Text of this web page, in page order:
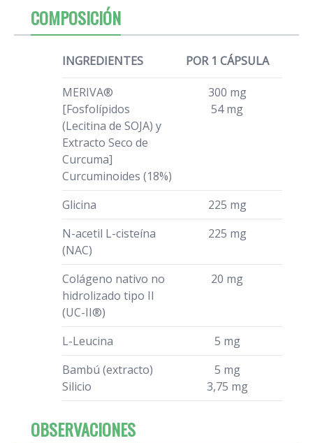
COMPOSICIÓN
INGREDIENTES POR 1 CÁPSULA
MERIVA®
[Fosfolípidos
(Lecitina de SOJA) y
Extracto Seco de
Curcuma]
Curcuminoides (18%)
300 mg
54 mg
Glicina
225 mg
N-acetil L-cisteína
(NAC)
225 mg
Colágeno nativo no
hidrolizado tipo II
(UC-II®)
20 mg
L-Leucina
5 mg
Bambú (extracto)
Silicio
5 mg
3,75 mg
OBSERVACIONES